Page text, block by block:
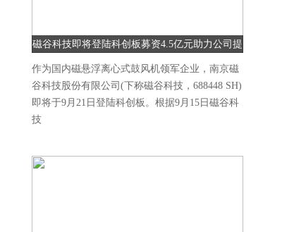
磁谷科技即将登陆科创板募资4.5亿元助力公司提
升研发能力
作为国内磁悬浮离心式鼓风机领军企业，南京磁
谷科技股份有限公司(下称磁谷科技，688448 SH)
即将于9月21日登陆科创板。根据9月15日磁谷科
技